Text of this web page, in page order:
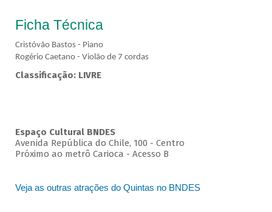
Ficha Técnica
Cristóvão Bastos - Piano
Rogério Caetano - Violão de 7 cordas
Classificação: LIVRE
Espaço Cultural BNDES
Avenida República do Chile, 100 - Centro
Próximo ao metrô Carioca - Acesso B
Veja as outras atrações do Quintas no BNDES